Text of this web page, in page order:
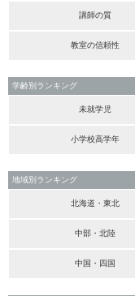
講師の質
教室の信頼性
学齢別ランキング
未就学児
小学校高学年
地域別ランキング
北海道・東北
中部・北陸
中国・四国